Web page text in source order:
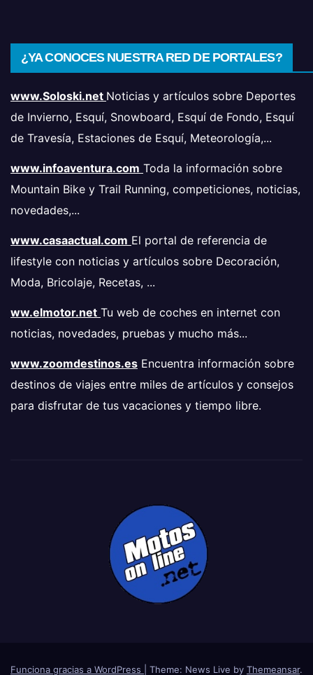
¿YA CONOCES NUESTRA RED DE PORTALES?
www.Soloski.net Noticias y artículos sobre Deportes
de Invierno, Esquí, Snowboard, Esquí de Fondo, Esquí
de Travesía, Estaciones de Esquí, Meteorología,...
www.infoaventura.com Toda la información sobre
Mountain Bike y Trail Running, competiciones, noticias,
novedades,...
www.casaactual.com El portal de referencia de
lifestyle con noticias y artículos sobre Decoración,
Moda, Bricolaje, Recetas, ...
ww.elmotor.net Tu web de coches en internet con
noticias, novedades, pruebas y mucho más...
www.zoomdestinos.es Encuentra información sobre
destinos de viajes entre miles de artículos y consejos
para disfrutar de tus vacaciones y tiempo libre.
Funciona gracias a WordPress Theme: News Live by Themeansar.